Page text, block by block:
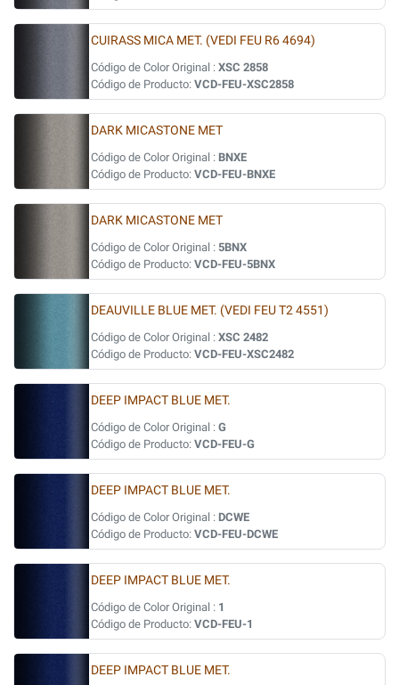
CUIRASS MICA MET. (VEDI FEU R6 4694)
Código de Color Original : XSC 2858
Código de Producto: VCD-FEU-XSC2858
DARK MICASTONE MET
Código de Color Original : BNXE
Código de Producto: VCD-FEU-BNXE
DARK MICASTONE MET
Código de Color Original : 5BNX
Código de Producto: VCD-FEU-5BNX
DEAUVILLE BLUE MET. (VEDI FEU T2 4551)
Código de Color Original : XSC 2482
Código de Producto: VCD-FEU-XSC2482
DEEP IMPACT BLUE MET.
Código de Color Original : G
Código de Producto: VCD-FEU-G
DEEP IMPACT BLUE MET.
Código de Color Original : DCWE
Código de Producto: VCD-FEU-DCWE
DEEP IMPACT BLUE MET.
Código de Color Original : 1
Código de Producto: VCD-FEU-1
DEEP IMPACT BLUE MET.